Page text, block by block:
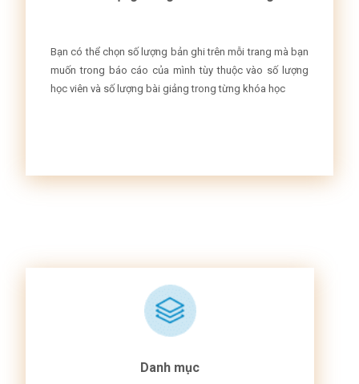
Bạn có thể chọn số lượng bản ghi trên mỗi trang mà bạn
muốn trong báo cáo của mình tùy thuộc vào số lượng
học viên và số lượng bài giảng trong từng khóa học
Danh mục